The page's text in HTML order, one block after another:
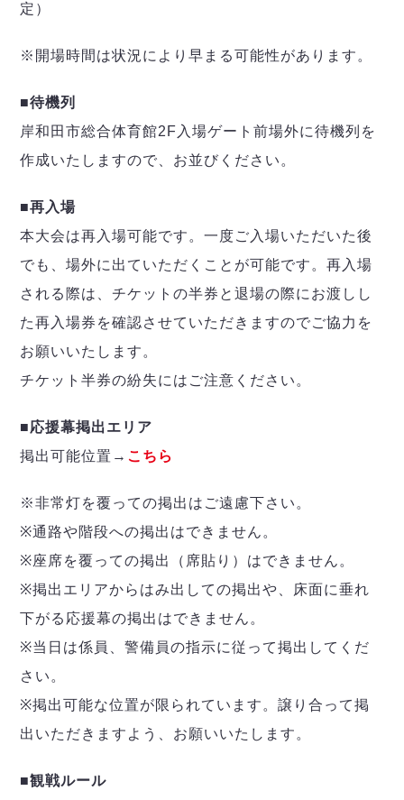
定）
※開場時間は状況により早まる可能性があります。
■待機列
岸和田市総合体育館2F入場ゲート前場外に待機列を
作成いたしますので、お並びください。
■再入場
本大会は再入場可能です。一度ご入場いただいた後
でも、場外に出ていただくことが可能です。再入場
される際は、チケットの半券と退場の際にお渡しし
た再入場券を確認させていただきますのでご協力を
お願いいたします。
チケット半券の紛失にはご注意ください。
■応援幕掲出エリア
掲出可能位置→ こちら
※非常灯を覆っての掲出はご遠慮下さい。
※通路や階段への掲出はできません。
※座席を覆っての掲出（席貼り）はできません。
※掲出エリアからはみ出しての掲出や、床面に垂れ
下がる応援幕の掲出はできません。
※当日は係員、警備員の指示に従って掲出してくだ
さい。
※掲出可能な位置が限られています。譲り合って掲
出いただきますよう、お願いいたします。
■観戦ルール